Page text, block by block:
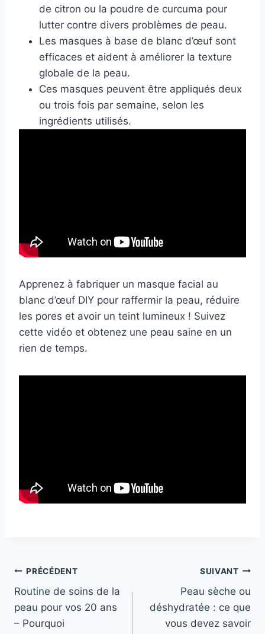
de citron ou la poudre de curcuma pour
lutter contre divers problèmes de peau.
Les masques à base de blanc d’œuf sont
efficaces et aident à améliorer la texture
globale de la peau.
Ces masques peuvent être appliqués deux
ou trois fois par semaine, selon les
ingrédients utilisés.
Apprenez à fabriquer un masque facial au
blanc d’œuf DIY pour raffermir la peau, réduire
les pores et avoir un teint lumineux ! Suivez
cette vidéo et obtenez une peau saine en un
rien de temps.
e
u
x
Navigation
de
l’article
PRÉCÉDENT
Routine de soins de la
peau pour vos 20 ans
– Pourquoi
SUIVANT
Peau sèche ou
déshydratée : ce que
vous devez savoir